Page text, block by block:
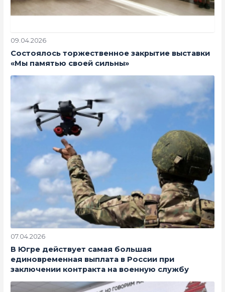
09.04.2026
Состоялось торжественное закрытие выставки
«Мы памятью своей сильны»
07.04.2026
В Югре действует самая большая
единовременная выплата в России при
заключении контракта на военную службу